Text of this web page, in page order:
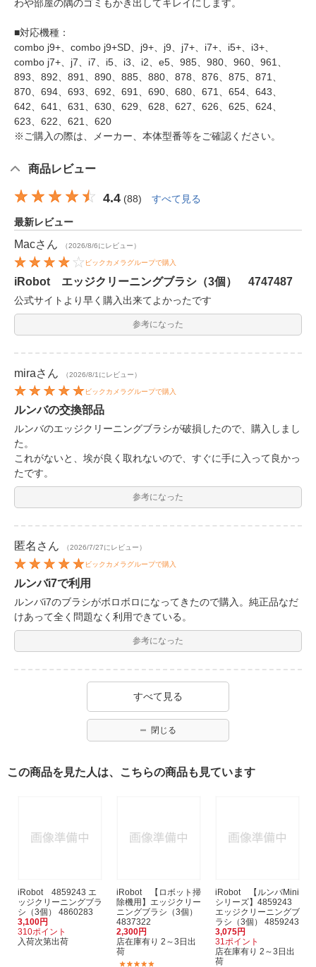
わや部屋の隅のゴミもかき出してキレイにします。
■対応機種：
combo j9+、combo j9+SD、j9+、j9、j7+、i7+、i5+、i3+、
combo j7+、j7、i7、i5、i3、i2、e5、985、980、960、961、
893、892、891、890、885、880、878、876、875、871、
870、694、693、692、691、690、680、671、654、643、
642、641、631、630、629、628、627、626、625、624、
623、622、621、620
※ご購入の際は、メーカー、本体型番等をご確認ください。
商品レビュー
4.4 (88) すべて見る
最新レビュー
Macさん （2026/8/6にレビュー）
ビックカメラグループで購入
iRobot エッジクリーニングブラシ（3個） 4747487
公式サイトより早く購入出来てよかったです
参考になった
miraさん （2026/8/1にレビュー）
ビックカメラグループで購入
ルンバの交換部品
ルンバのエッジクリーニングブラシが破損したので、購入しまし
た。
これがないと、埃が良く取れないので、すぐに手に入って良かっ
たです。
参考になった
匿名 さん （2026/7/27にレビュー）
ビックカメラグループで購入
ルンバi7で利用
ルンバi7のブラシがボロボロになってきたので購入。純正品なだ
けあって全く問題なく利用できている。
参考になった
すべて見る
閉じる
この商品を見た人は、こちらの商品も見ています
iRobot 4859243 エ
ッジクリーニングブラ
シ（3個） 4860283
3,100円
310ポイント
入荷次第出荷
iRobot 【ロボット掃
除機用】エッジクリー
ニングブラシ（3個）
4837322
2,300円
店在庫有り 2～3日出
荷
iRobot 【ルンバMini
シリーズ】4859243
エッジクリーニングブ
ラシ（3個） 4859243
3,075円
31ポイント
店在庫有り 2～3日出
荷